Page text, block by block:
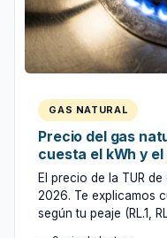
GAS NATURAL
Precio del gas
cuesta el kWh y el
El precio de la TUR
2026. Te explicamos
según tu peaje (RL.1,